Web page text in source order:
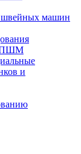
швейных машин
ПШМ
и